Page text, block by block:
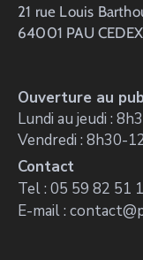
21 rue Louis
64001 PAU
Ouverture au
Lundi au jeudi :
Vendredi : 8h30-
Contact
Tel : 05 59 82 51
E-mail :